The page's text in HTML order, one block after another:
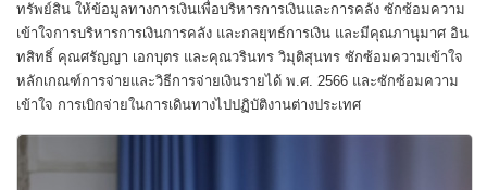
ทรัพย์สิน ให้ข้อมูลทางการเงินเพื่อบริหารการเงินและการคลัง ซักซ้อมความ
เข้าใจการบริหารการเงินการคลัง และกลยุทธ์การเงิน และมีคุณภานุมาศ อิน
ทสิทธิ์ คุณศรัญญา เอกบุตร และคุณวรินทร วิมุติสุนทร ซักซ้อมความเข้าใจ
หลักเกณฑ์การจ่ายและวิธีการจ่ายเงินรายได้ พ.ศ. 2566 และซักซ้อมความ
เข้าใจ การเบิกจ่ายในการเดินทางไปปฏิบัติงานต่างประเทศ